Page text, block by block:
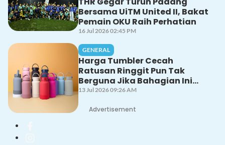
Bersama UiTM United II, Bakat
Pemain OKU Raih Perhatian
16 Jul 2026 02:45 PM
GENERAL
Harga Tumbler Cecah
Ratusan Ringgit Pun Tak
Berguna Jika Bahagian Ini
Tak Dicuci Dengan Betul!
13 Jul 2026 09:26 AM
Advertisement